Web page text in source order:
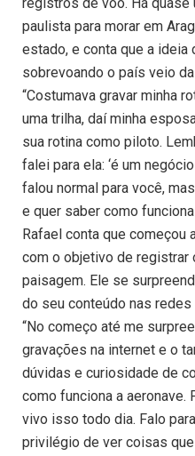
paulista para morar em
estado, e conta que a ideia
sobrevoando o país veio
“Costumava gravar minha
uma trilha, daí minha
sua rotina como piloto.
falei para ela: ‘é um
falou normal para você,
e quer saber como
Rafael conta que começou
com o objetivo de registrar
paisagem. Ele se
do seu conteúdo nas
“No começo até me
gravações na internet e o
dúvidas e curiosidade de
como funciona a aeronave.
vivo isso todo dia. Falo
privilégio de ver coisas